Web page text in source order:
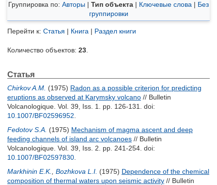
Группировка по: Авторы | Тип объекта | Ключевые слова | Без
группировки
Перейти к: Статья | Книга | Раздел книги
Количество объектов: 23
Статья
Chirkov A.M. (1975) Radon as a possible criterion for predicting
eruptions as observed at Karymsky volcano // Bulletin
Volcanologique. Vol. 39, Iss. 1. pp. 126-131. doi:
10.1007/BF02596952
Fedotov S.A. (1975) Mechanism of magma ascent and deep
feeding channels of island arc volcanoes // Bulletin
Volcanologique. Vol. 39, Iss. 2. pp. 241-254. doi:
10.1007/BF02597830
Markhinin E.K.
Bozhkova L.I. (1975) Dependence of the chemical
composition of thermal waters upon seismic activity // Bulletin